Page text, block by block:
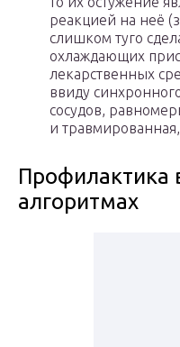
реакцией на неё
слишком туго
охлаждающих
лекарственных
ввиду
сосудов,
и
Профилактика
алгоритмах